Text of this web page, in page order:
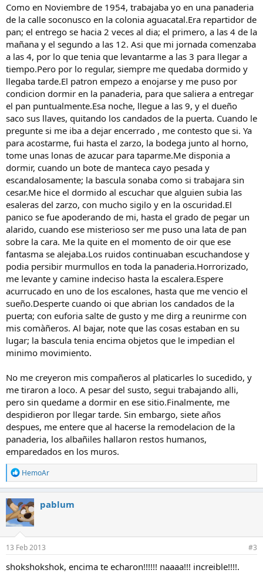
Como en Noviembre de 1954, trabajaba yo en una panaderia
de la calle soconusco en la colonia aguacatal.Era repartidor de
pan; el entrego se hacia 2 veces al dia; el primero, a las 4 de la
mañana y el segundo a las 12. Asi que mi jornada comenzaba
a las 4, por lo que tenia que levantarme a las 3 para llegar a
tiempo.Pero por lo regular, siempre me quedaba dormido y
llegaba tarde.El patron empezo a enojarse y me puso por
condicion dormir en la panaderia, para que saliera a entregar
el pan puntualmente.Esa noche, llegue a las 9, y el dueño
saco sus llaves, quitando los candados de la puerta. Cuando le
pregunte si me iba a dejar encerrado , me contesto que si. Ya
para acostarme, fui hasta el zarzo, la bodega junto al horno,
tome unas lonas de azucar para taparme.Me disponia a
dormir, cuando un bote de manteca cayo pesada y
escandalosamente; la bascula sonaba como si trabajara sin
cesar.Me hice el dormido al escuchar que alguien subia las
esaleras del zarzo, con mucho sigilo y en la oscuridad.El
panico se fue apoderando de mi, hasta el grado de pegar un
alarido, cuando ese misterioso ser me puso una lata de pan
sobre la cara. Me la quite en el momento de oir que ese
fantasma se alejaba.Los ruidos continuaban escuchandose y
podia persibir murmullos en toda la panaderia.Horrorizado,
me levante y camine indeciso hasta la escalera.Espere
acurrucado en uno de los escalones, hasta que me vencio el
sueño.Desperte cuando oi que abrian los candados de la
puerta; con euforia salte de gusto y me dirg a reunirme con
mis comàñeros. Al bajar, note que las cosas estaban en su
lugar; la bascula tenia encima objetos que le impedian el
minimo movimiento.
No me creyeron mis compañeros al platicarles lo sucedido, y
me tiraron a loco. A pesar del susto, segui trabajando alli,
pero sin quedame a dormir en ese sitio.Finalmente, me
despidieron por llegar tarde. Sin embargo, siete años
despues, me entere que al hacerse la remodelacion de la
panaderia, los albañiles hallaron restos humanos,
emparedados en los muros.
R
e
a
c
c
i
o
n
e
s
:
HemoAr
pablum
13 Feb 2013 #3
shokshokshok, encima te echaron!!!!!! naaaa!!! increible!!!!.